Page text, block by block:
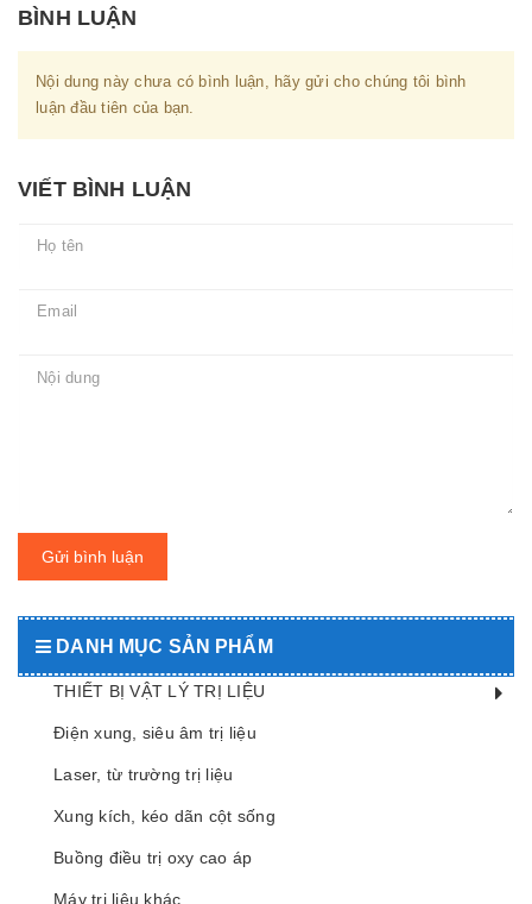
BÌNH LUẬN
Nội dung này chưa có bình luận, hãy gửi cho chúng tôi bình
luận đầu tiên của bạn.
VIẾT BÌNH LUẬN
Gửi bình luận
DANH MỤC SẢN PHẨM
THIẾT BỊ VẬT LÝ TRỊ LIỆU
Điện xung, siêu âm trị liệu
Laser, từ trường trị liệu
Xung kích, kéo dãn cột sống
Buồng điều trị oxy cao áp
Máy trị liệu khác